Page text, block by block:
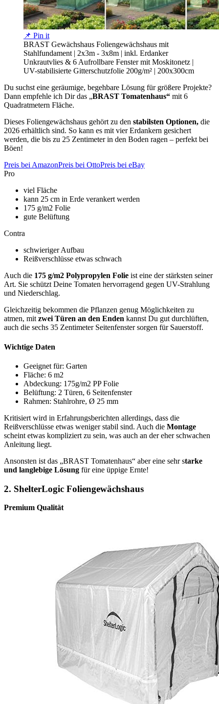
📌 Pin it
BRAST Gewächshaus Foliengewächshaus mit
Stahlfundament | 2x3m - 3x8m | inkl. Erdanker
Unkrautvlies & 6 Aufrollbare Fenster mit Moskitonetz |
UV-stabilisierte Gitterschutzfolie 200g/m² | 200x300cm
Du suchst eine geräumige, begehbare Lösung für größere Projekte?
Dann empfehle ich Dir das „BRAST Tomatenhaus“ mit 6
Quadratmetern Fläche.
Dieses Foliengewächshaus gehört zu den stabilsten Optionen, die
2026 erhältlich sind. So kann es mit vier Erdankern gesichert
werden, die bis zu 25 Zentimeter in den Boden ragen – perfekt bei
Böen!
Preis bei AmazonPreis bei OttoPreis bei eBay
Pro
viel Fläche
kann 25 cm in Erde verankert werden
175 g/m2 Folie
gute Belüftung
Contra
schwieriger Aufbau
Reißverschlüsse etwas schwach
Auch die 175 g/m2 Polypropylen Folie ist eine der stärksten seiner
Art. Sie schützt Deine Tomaten hervorragend gegen UV-Strahlung
und Niederschlag.
Gleichzeitig bekommen die Pflanzen genug Möglichkeiten zu
atmen, mit zwei Türen an den Enden kannst Du gut durchlüften,
auch die sechs 35 Zentimeter Seitenfenster sorgen für Sauerstoff.
Wichtige Daten
Geeignet für: Garten
Fläche: 6 m2
Abdeckung: 175g/m2 PP Folie
Belüftung: 2 Türen, 6 Seitenfenster
Rahmen: Stahlrohre, Ø 25 mm
Kritisiert wird in Erfahrungsberichten allerdings, dass die
Reißverschlüsse etwas weniger stabil sind. Auch die Montage
scheint etwas kompliziert zu sein, was auch an der eher schwachen
Anleitung liegt.
Ansonsten ist das „BRAST Tomatenhaus“ aber eine sehr starke
und langlebige Lösung für eine üppige Ernte!
2. ShelterLogic Foliengewächshaus
Premium Qualität